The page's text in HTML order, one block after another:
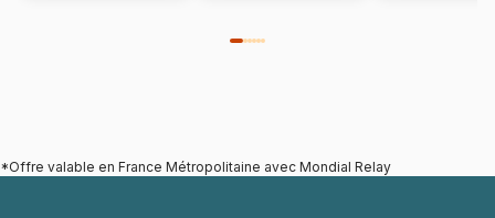
*Offre valable en France Métropolitaine avec Mondial Relay